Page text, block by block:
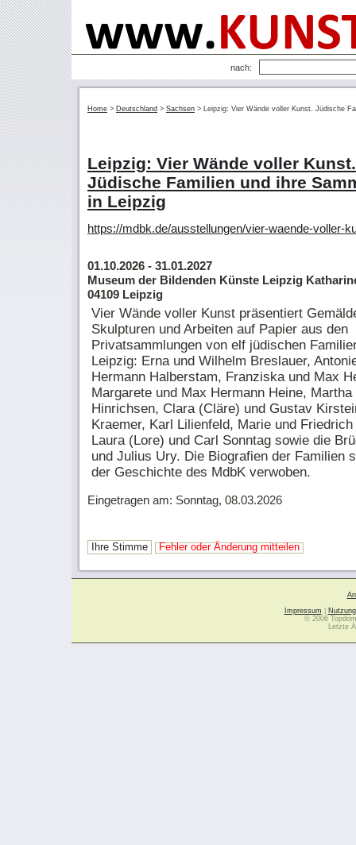
nach:
Home > Deutschland > Sachsen > Leipzig: Vier Wände voller Kunst. Jüdische
Leipzig: Vier Wände voller Kunst.
Jüdische Familien und ihre
in Leipzig
https://mdbk.de/ausstellungen/vier-waende-voller-
01.10.2026 - 31.01.2027
Museum der Bildenden Künste Leipzig
04109 Leipzig
Vier Wände voller Kunst präsentiert
Skulpturen und Arbeiten auf Papier aus den
Privatsammlungen von elf jüdischen
Leipzig: Erna und Wilhelm Breslauer,
Hermann Halberstam, Franziska und Max
Margarete und Max Hermann Heine, Martha
Hinrichsen, Clara (Cläre) und Gustav
Kraemer, Karl Lilienfeld, Marie und
Laura (Lore) und Carl Sonntag sowie die
und Julius Ury. Die Biografien der Familien
der Geschichte des MdbK verwoben.
Eingetragen am: Sonntag, 08.03.2026
Ihre Stimme Fehler oder Änderung mitteilen
Impressum
© 2006
Letzte